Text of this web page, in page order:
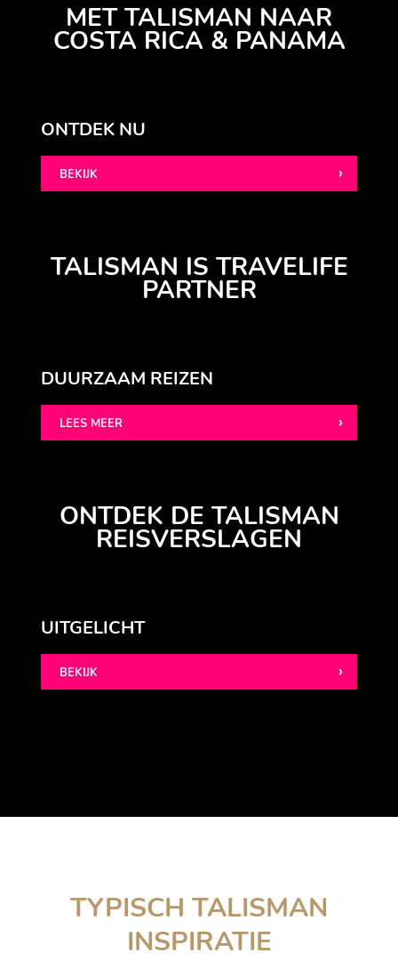
MET TALISMAN NAAR
COSTA RICA & PANAMA
ONTDEK NU
BEKIJK
TALISMAN IS TRAVELIFE
PARTNER
DUURZAAM REIZEN
LEES MEER
ONTDEK DE TALISMAN
REISVERSLAGEN
UITGELICHT
BEKIJK
TYPISCH TALISMAN
INSPIRATIE